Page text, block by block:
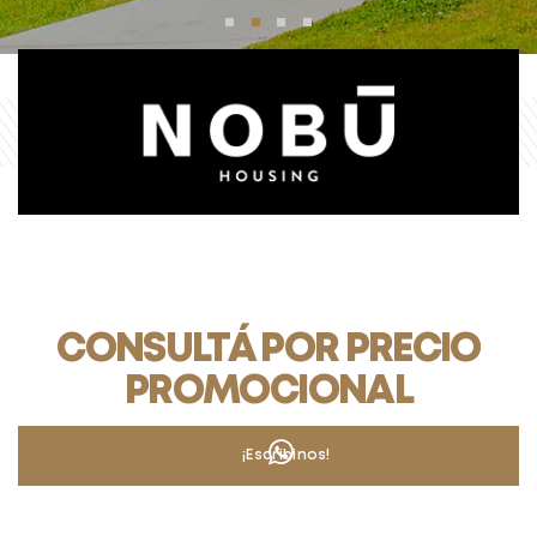
CONSULTÁ POR PRECIO
PROMOCIONAL
¡Escribinos!